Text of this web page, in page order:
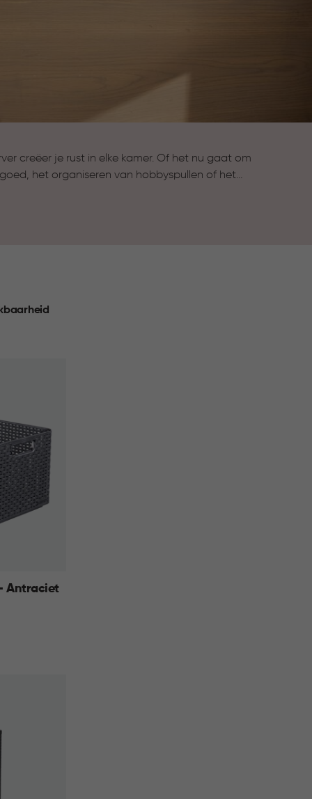
creëer je rust in elke kamer. Of het nu gaat om
het organiseren van hobbyspullen of het
te houden. Kies uit verschillende maten,
Antraciet